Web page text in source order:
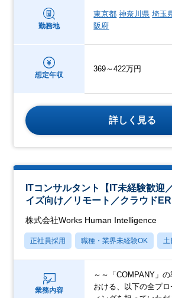
勤務地
東京都 神奈川県 埼玉
阪府
想定年収
369～422万円
詳しく見る
ITコンサルタント【IT未経験歓迎
イズ向け／リモート／クラウド
株式会社Works Human Intelligence
正社員採用 職種・業界未経験OK 土
業務内容
～～「COMPANY」
おける、以下の全プ